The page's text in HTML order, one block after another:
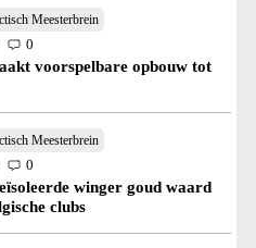
Meesterbrein
0
voorspelbare opbouw tot
Meesterbrein
0
winger goud waard
clubs